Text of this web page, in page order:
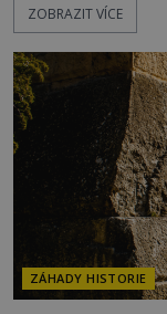
1513 kreslí
ní vidí důkaz
znalost
Jiní tvrdí,
ZOBRAZIT VÍCE
ZÁHADY HISTORIE